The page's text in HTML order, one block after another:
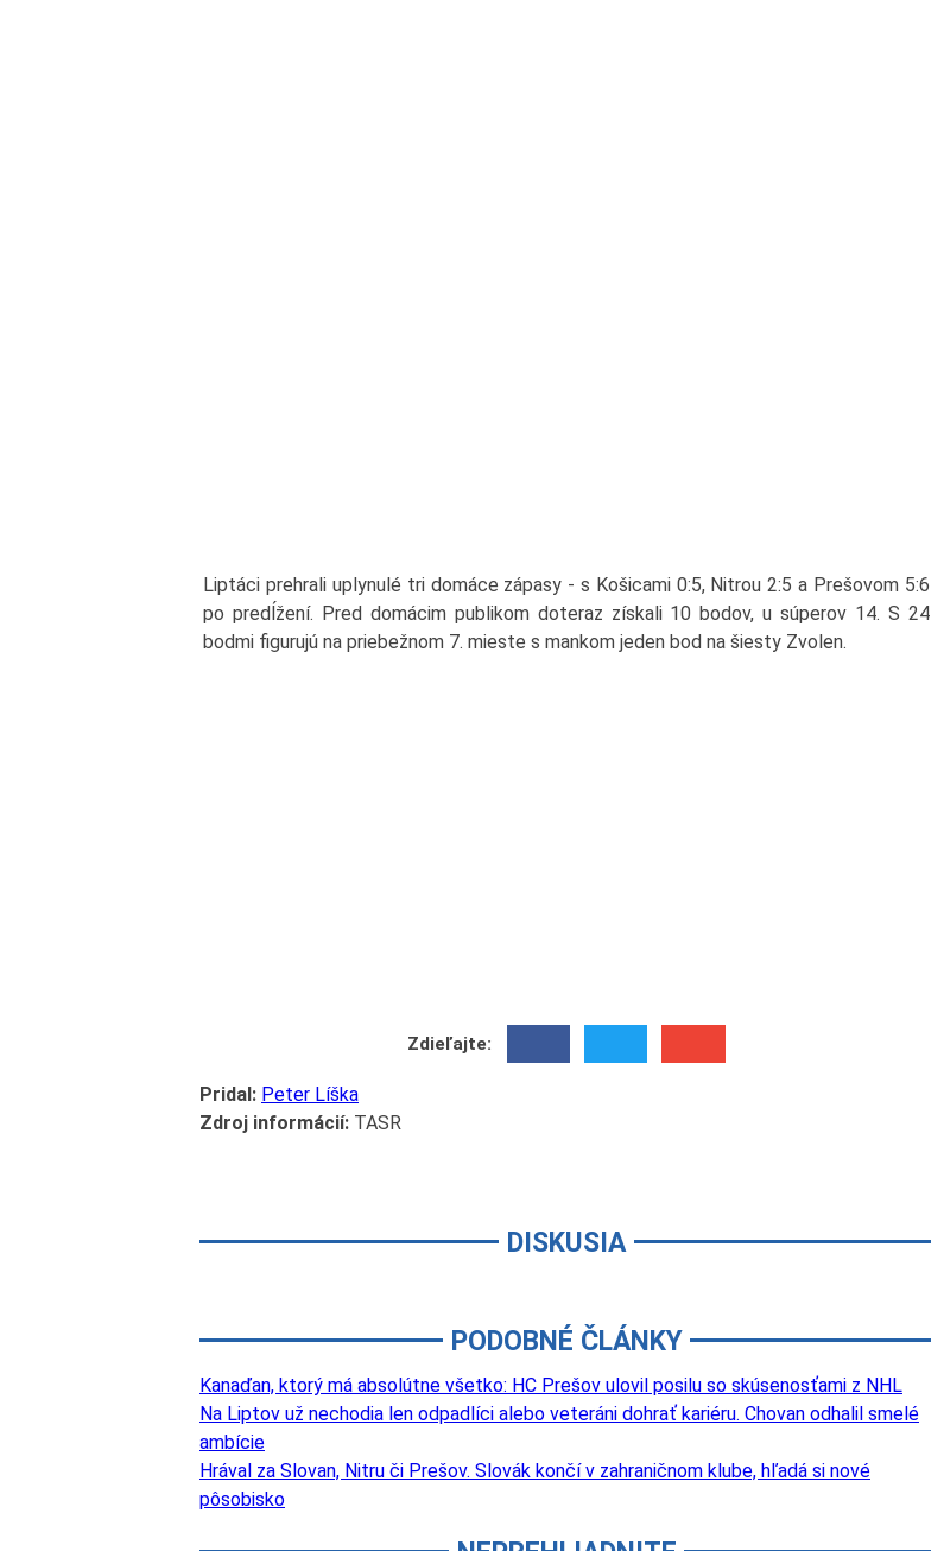
Liptáci prehrali uplynulé tri domáce zápasy - s Košicami 0:5, Nitrou 2:5 a Prešovom 5:6
po predĺžení. Pred domácim publikom doteraz získali 10 bodov, u súperov 14. S 24
bodmi figurujú na priebežnom 7. mieste s mankom jeden bod na šiesty Zvolen.
Zdieľajte:
Pridal: Peter Líška
Zdroj informácií: TASR
DISKUSIA
PODOBNÉ ČLÁNKY
Kanaďan, ktorý má absolútne všetko: HC Prešov ulovil posilu so skúsenosťami z NHL
Na Liptov už nechodia len odpadlíci alebo veteráni dohrať kariéru. Chovan odhalil smelé
ambície
Hrával za Slovan, Nitru či Prešov. Slovák končí v zahraničnom klube, hľadá si nové
pôsobisko